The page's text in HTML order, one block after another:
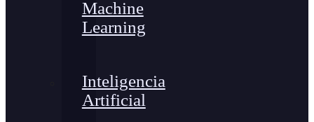
Machine
Learning
Inteligencia
Artificial